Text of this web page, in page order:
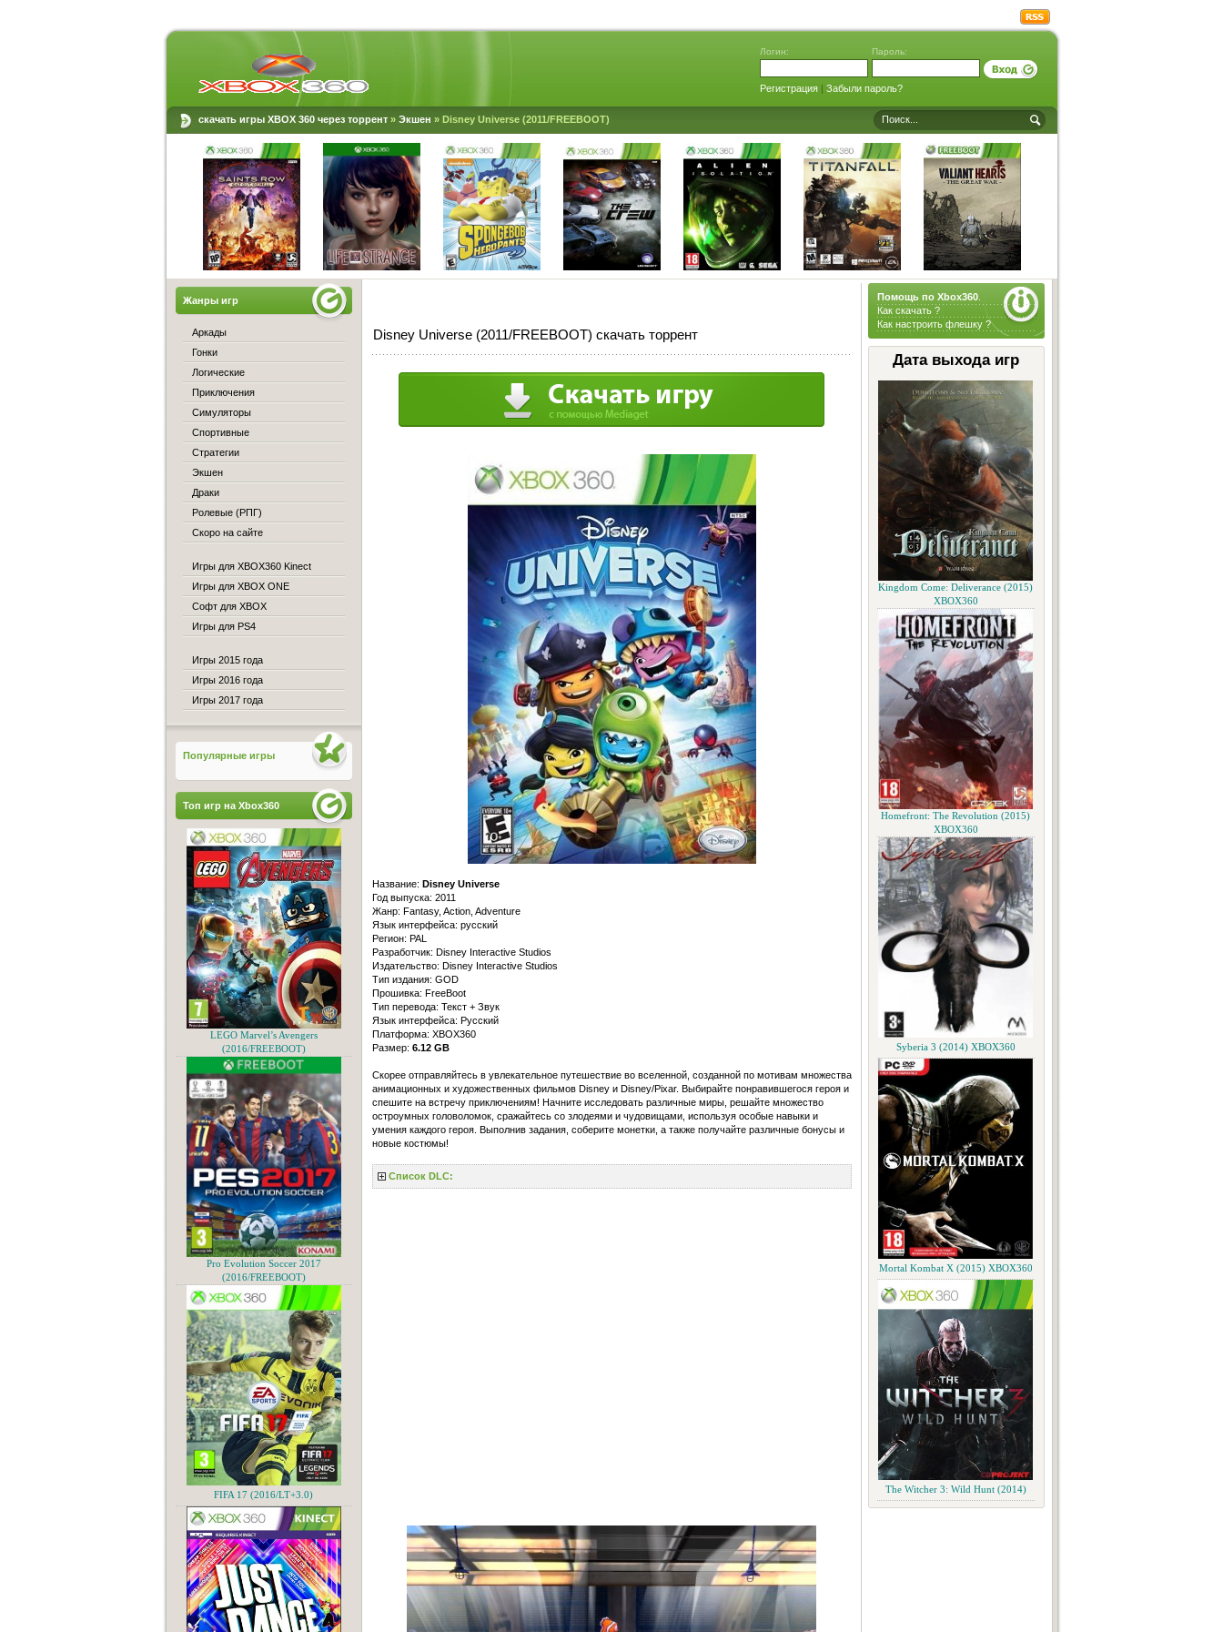
Логин: Пароль:
Регистрация| Забыли пароль?
скачать игры XBOX 360 через торрент» Экшен » Disney Universe (2011/FREEBOOT)
Помощь по Xbox360.
Как скачать ?
Как настроить флешку ?
Дата выхода игр
Kingdom Come: Deliverance (2015)
XBOX360
Homefront: The Revolution (2015)
XBOX360
Syberia 3 (2014) XBOX360
Mortal Kombat X (2015) XBOX360
The Witcher 3: Wild Hunt (2014)
Disney Universe (2011/FREEBOOT) скачать торрент
Название: Disney Universe
Год выпуска: 2011
Жанр: Fantasy, Action, Adventure
Язык интерфейса: русский
Регион: PAL
Разработчик: Disney Interactive Studios
Издательство: Disney Interactive Studios
Тип издания: GOD
Прошивка: FreeBoot
Тип перевода: Текст + Звук
Язык интерфейса: Русский
Платформа: XBOX360
Размер: 6.12 GB
Скорее отправляйтесь в увлекательное путешествие во вселенной, созданной по мотивам множества
анимационных и художественных фильмов Disney и Disney/Pixar. Выбирайте понравившегося героя и
спешите на встречу приключениям! Начните исследовать различные миры, решайте множество
остроумных головоломок, сражайтесь со злодеями и чудовищами, используя особые навыки и
умения каждого героя. Выполнив задания, соберите монетки, а также получайте различные бонусы и
новые костюмы!
Список DLC:
Жанры игр
Аркады
Гонки
Логические
Приключения
Симуляторы
Спортивные
Стратегии
Экшен
Драки
Ролевые (РПГ)
Скоро на сайте
Игры для XBOX360 Kinect
Игры для XBOX ONE
Софт для XBOX
Игры для PS4
Игры 2015 года
Игры 2016 года
Игры 2017 года
Популярные игры
Топ игр на Xbox360
LEGO Marvel’s Avengers
(2016/FREEBOOT)
Pro Evolution Soccer 2017
(2016/FREEBOOT)
FIFA 17 (2016/LT+3.0)